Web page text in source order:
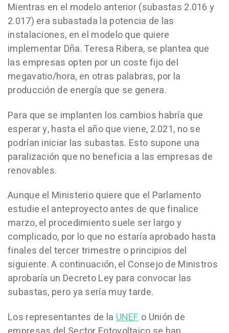
Mientras en el modelo anterior (subastas 2.016 y
2.017) era subastada la potencia de las
instalaciones, en el modelo que quiere
implementar Dña. Teresa Ribera, se plantea que
las empresas opten por un coste fijo del
megavatio/hora, en otras palabras, por la
producción de energía que se genera.
Para que se implanten los cambios habría que
esperar y, hasta el año que viene, 2.021, no se
podrían iniciar las subastas. Esto supone una
paralización que no beneficia a las empresas de
renovables.
Aunque el Ministerio quiere que el Parlamento
estudie el anteproyecto antes de que finalice
marzo, el procedimiento suele ser largo y
complicado, por lo que no estaría aprobado hasta
finales del tercer trimestre o principios del
siguiente. A continuación, el Consejo de Ministros
aprobaría un Decreto Ley para convocar las
subastas, pero ya sería muy tarde.
Los representantes de laUNEFo Unión de